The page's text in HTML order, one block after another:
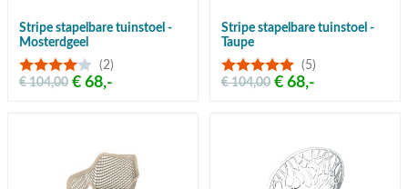
Stripe stapelbare tuinstoel -
Mosterdgeel
(2)
€ 68,-
€ 104,00
Stripe stapelbare tuinstoel -
Taupe
(5)
€ 68,-
€ 104,00